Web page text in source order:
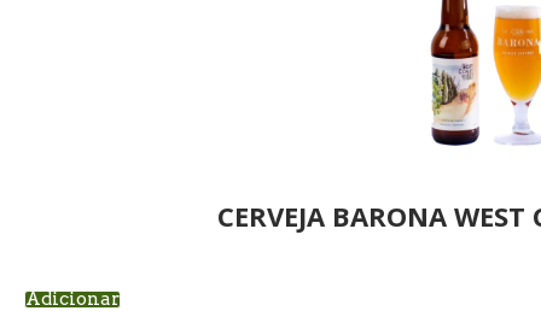
CERVEJA BARONA
Adicionar